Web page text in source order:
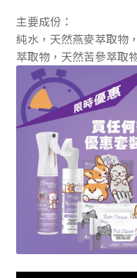
主要成份：
純水，天然燕麥萃取物
萃取物，天然苦參萃取